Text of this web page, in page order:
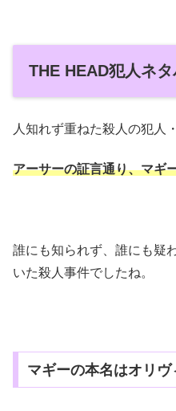
THE HEAD犯人ネタ
人知れず重ねた殺人の犯人
アーサーの証言通り、マギ
誰にも知られず、誰にも疑
いた殺人事件でしたね。
マギーの本名はオリヴ